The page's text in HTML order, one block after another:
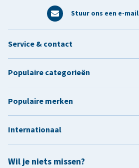
Stuur ons een e-mail
Wil je niets missen?
Service & contact
Populaire categorieën
Populaire merken
Internationaal